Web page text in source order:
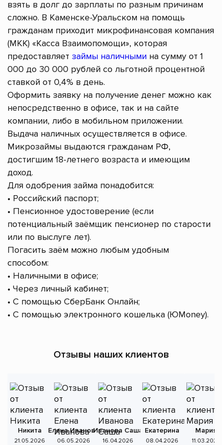
взять в долг до зарплаты по разным причинам
сложно. В Каменске-Уральском на помощь
гражданам приходит микрофинансовая компания
(МКК) «Касса Взаимопомощи», которая
предоставляет займы наличными на сумму от 1
000 до 30 000 рублей со льготной процентной
ставкой от 0,4% в день.
Оформить заявку на получение денег можно как
непосредственно в офисе, так и на сайте
компании, либо в мобильном приложении.
Выдача наличных осуществляется в офисе.
Микрозаймы выдаются гражданам РФ,
достигшим 18-летнего возраста и имеющим
доход.
Для одобрения займа понадобится:
• Российский паспорт;
• Пенсионное удостоверение (если
потенциальный заёмщик пенсионер по старости
или по выслуге лет).
Погасить заём можно любым удобным
способом:
• Наличными в офисе;
• Через личный кабинет;
• С помощью СберБанк Онлайн;
• С помощью электронного кошелька (ЮMoney).
Отзывы наших клиентов
Никита
21.05.2026
Елена Иванова
06.05.2026
Иванова Саша
16.04.2026
Екатерина
08.04.2026
Мария
11.03.2026